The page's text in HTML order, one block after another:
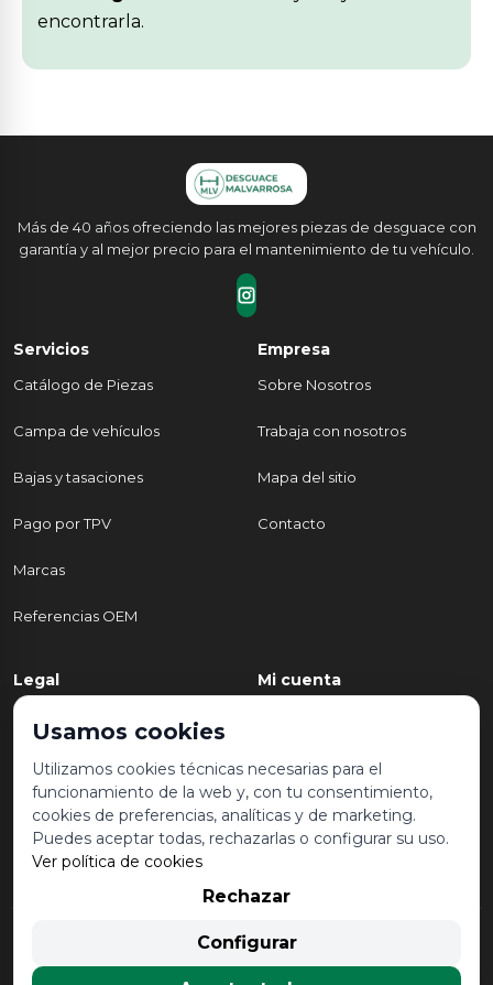
encontrarla.
Más de 40 años ofreciendo las mejores piezas de desguace con
garantía y al mejor precio para el mantenimiento de tu vehículo.
Servicios
Catálogo de Piezas
Campa de vehículos
Bajas y tasaciones
Pago por TPV
Marcas
Referencias OEM
Empresa
Sobre Nosotros
Trabaja con nosotros
Mapa del sitio
Contacto
Legal
Política de Privacidad
Aviso legal y condiciones de
uso
Política de Cookies
Mi cuenta
Mis pedidos
Lista de deseos
© 2026 Desguace Malvarrosa. Todos los derechos reservados |
Desarrollado por
Usamos cookies
Utilizamos cookies técnicas necesarias para el
funcionamiento de la web y, con tu consentimiento,
cookies de preferencias, analíticas y de marketing.
Puedes aceptar todas, rechazarlas o configurar su uso.
Ver política de cookies
Rechazar
Configurar